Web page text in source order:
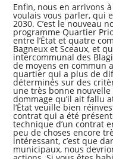
Enfin, nous en arrivons
voulais vous parler, qui
2030. C’est le nouveau
programme Quartier
entre l’État et quatre
Bagneux et Sceaux, et
intercommunal des
de moyens en commun
quartier qui a plus de
déterminés sur des
une très bonne
dommage qu’il ait fallu
l’État veuille bien
contrat qui a été
technique d’un contrat
peu de choses encore
intéressant, c’est que
municipaux, nous